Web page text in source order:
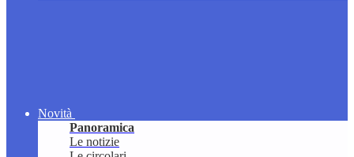
Novità
Panoramica
Le notizie